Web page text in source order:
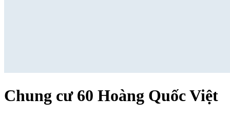
Chung cư 60 Hoàng Quốc Việt